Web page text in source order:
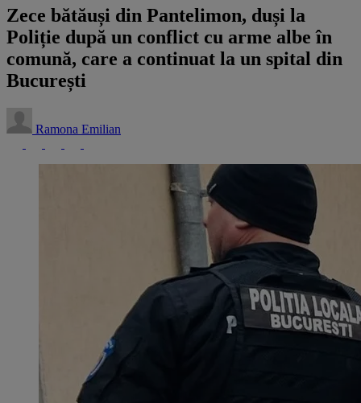
Zece bătăuși din Pantelimon, duși la
Poliție după un conflict cu arme albe în
comună, care a continuat la un spital din
București
Ramona Emilian